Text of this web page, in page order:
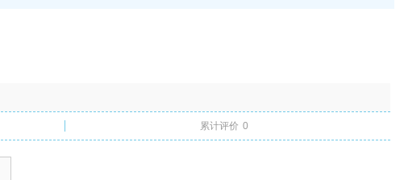
累计评价 0